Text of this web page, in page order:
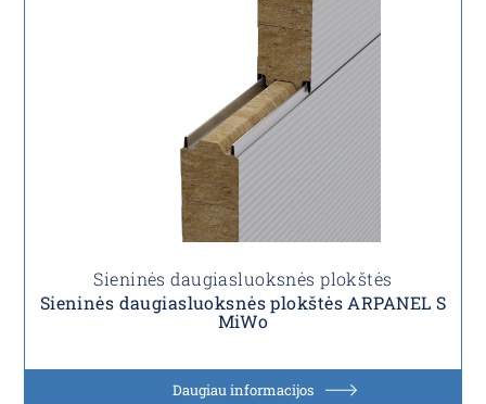
Sieninės daugiasluoksnės plokštės
Sieninės daugiasluoksnės plokštės ARPANEL S
MiWo
Daugiau informacijos